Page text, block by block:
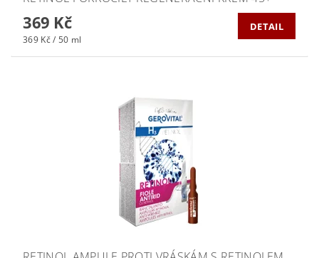
369 Kč
369 Kč / 50 ml
DETAIL